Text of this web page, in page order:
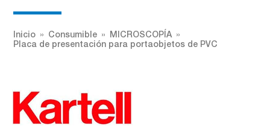
Inicio Consumible
MICROSCOPÍA
Placa de presentación para portaobjetos de PVC